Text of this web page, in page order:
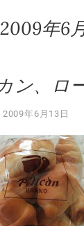
2009年6
ン、ロ
2009年6月13日